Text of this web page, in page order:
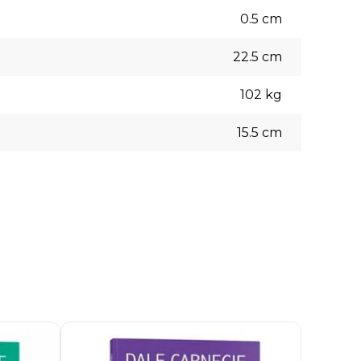
0.5 cm
22.5 cm
102 kg
15.5 cm